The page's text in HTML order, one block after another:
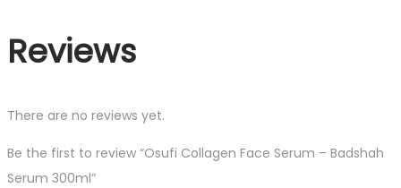
Reviews
There are no reviews yet.
Be the first to review “Osufi Collagen Face Serum – Badshah
Serum 300ml”